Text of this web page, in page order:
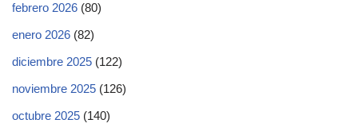
febrero 2026 (80)
enero 2026 (82)
diciembre 2025 (122)
noviembre 2025 (126)
octubre 2025 (140)